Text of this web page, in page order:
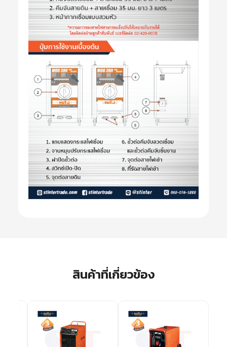
สินค้าที่เกี่ยวข้อง